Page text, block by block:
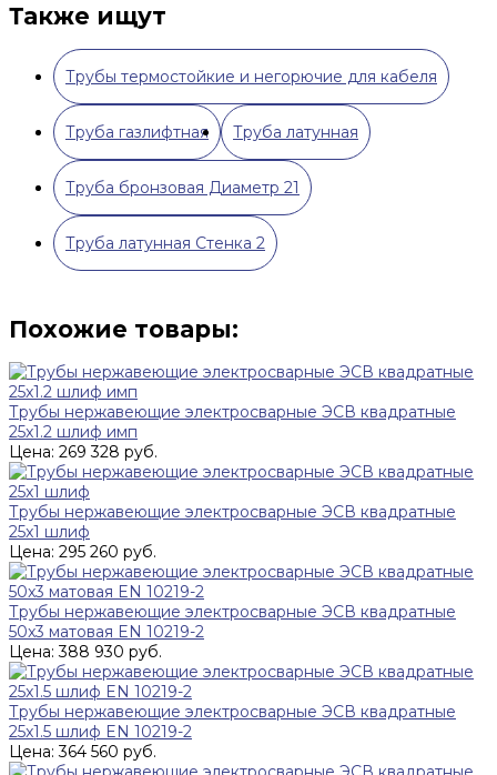
Также ищут
Трубы термостойкие и негорючие для кабеля
Труба газлифтная Труба латунная
Труба бронзовая Диаметр 21
Труба латунная Стенка 2
Похожие товары:
Трубы нержавеющие электросварные ЭСВ квадратные
25x1.2 шлиф имп
Цена: 269 328 руб.
Трубы нержавеющие электросварные ЭСВ квадратные
25x1 шлиф
Цена: 295 260 руб.
Трубы нержавеющие электросварные ЭСВ квадратные
50x3 матовая EN 10219-2
Цена: 388 930 руб.
Трубы нержавеющие электросварные ЭСВ квадратные
25x1.5 шлиф EN 10219-2
Цена: 364 560 руб.